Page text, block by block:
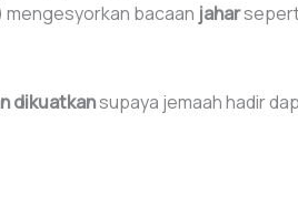
mengesyorkan bacaan jahar
dikuatkansupaya jemaah hadir